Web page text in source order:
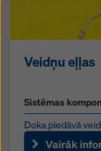
Veidņu eļļas
Sistēmas
Doka piedāvā
virsmām. Tām ir
Vairāk